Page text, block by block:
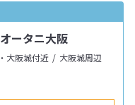
ータニ大阪
大阪城付近 大阪城周辺